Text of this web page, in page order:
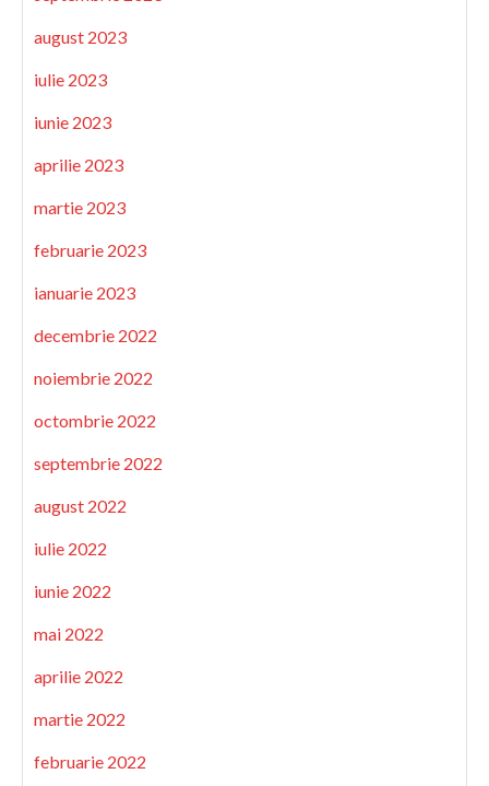
august 2023
iulie 2023
iunie 2023
aprilie 2023
martie 2023
februarie 2023
ianuarie 2023
decembrie 2022
noiembrie 2022
octombrie 2022
septembrie 2022
august 2022
iulie 2022
iunie 2022
mai 2022
aprilie 2022
martie 2022
februarie 2022